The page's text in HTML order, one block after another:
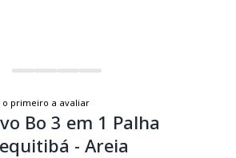
o primeiro a avaliar
Bo 3 em 1 Palha
- Areia